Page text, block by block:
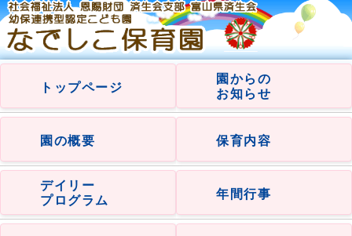
トップページ
園からの
お知らせ
園の概要 保育内容
デイリー
プログラム
年間行事